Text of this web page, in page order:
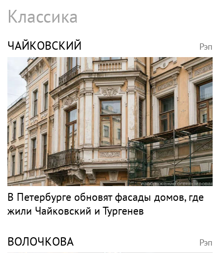
Классика
ЧАЙКОВСКИЙ Рэп
В Петербурге обновят фасады домов, где
жили Чайковский и Тургенев
ВОЛОЧКОВА Рэп